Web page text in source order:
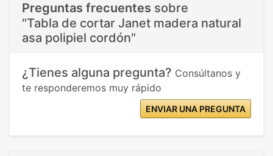
Preguntas frecuentes sobre
"Tabla de cortar Janet madera natural
asa polipiel cordón"
¿Tienes alguna pregunta? Consúltanos y
te responderemos muy rápido
ENVIAR UNA PREGUNTA